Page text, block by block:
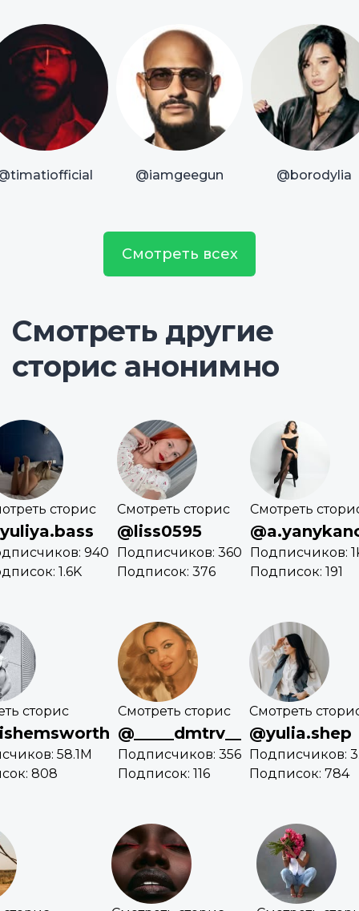
@iamgeegun @borodylia
Смотреть всех
Смотреть другие
сторис анонимно
сторис
940
1.6K
Смотреть сторис
@liss0595
Подписчиков: 360
Подписок: 376
Смотреть
Подписчиков:
Подписок: 191
сторис
58.1M
808
Смотреть сторис
@_____dmtrv__
Подписчиков: 356
Подписок: 116
Смотреть
@yulia.shep
Подписчиков:
Подписок: 784